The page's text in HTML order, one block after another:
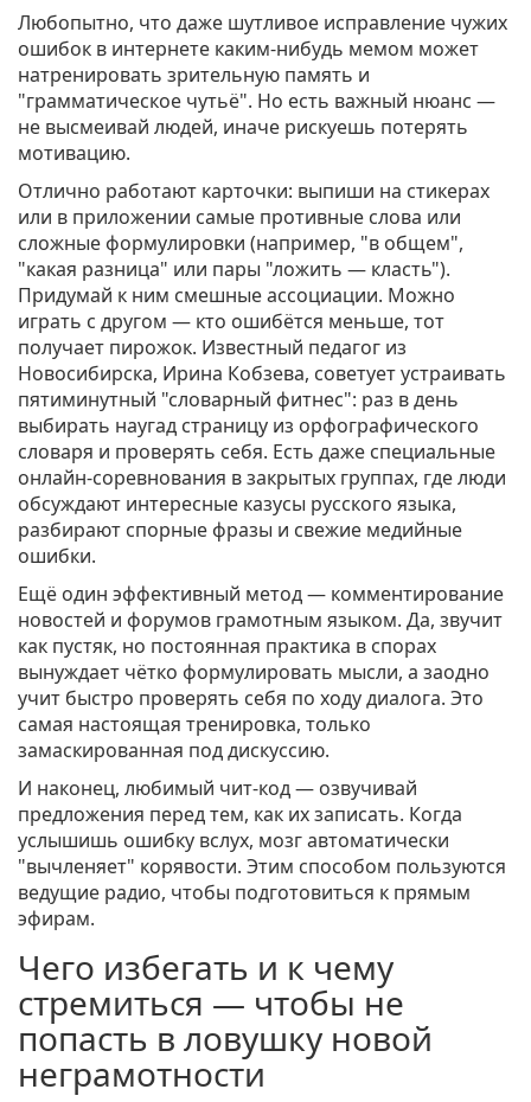
Любопытно, что даже шутливое исправление чужих
ошибок в интернете каким-нибудь мемом может
натренировать зрительную память и
"грамматическое чутьё". Но есть важный нюанс —
не высмеивай людей, иначе рискуешь потерять
мотивацию.
Отлично работают карточки: выпиши на стикерах
или в приложении самые противные слова или
сложные формулировки (например, "в общем",
"какая разница" или пары "ложить — класть").
Придумай к ним смешные ассоциации. Можно
играть с другом — кто ошибётся меньше, тот
получает пирожок. Известный педагог из
Новосибирска, Ирина Кобзева, советует устраивать
пятиминутный "словарный фитнес": раз в день
выбирать наугад страницу из орфографического
словаря и проверять себя. Есть даже специальные
онлайн-соревнования в закрытых группах, где люди
обсуждают интересные казусы русского языка,
разбирают спорные фразы и свежие медийные
ошибки.
Ещё один эффективный метод — комментирование
новостей и форумов грамотным языком. Да, звучит
как пустяк, но постоянная практика в спорах
вынуждает чётко формулировать мысли, а заодно
учит быстро проверять себя по ходу диалога. Это
самая настоящая тренировка, только
замаскированная под дискуссию.
И наконец, любимый чит-код — озвучивай
предложения перед тем, как их записать. Когда
услышишь ошибку вслух, мозг автоматически
"вычленяет" корявости. Этим способом пользуются
ведущие радио, чтобы подготовиться к прямым
эфирам.
Чего избегать и к чему
стремиться — чтобы не
попасть в ловушку новой
неграмотности